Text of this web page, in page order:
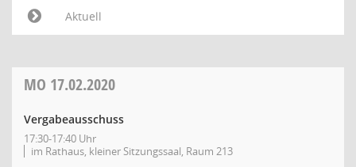
Aktuell
MO 17.02.2020
Vergabeausschuss
17:30-17:40 Uhr
im Rathaus, kleiner Sitzungssaal, Raum 213